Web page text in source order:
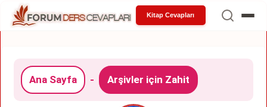
Kitap Cevapları
Ana Sayfa - Arşivler için Zahit